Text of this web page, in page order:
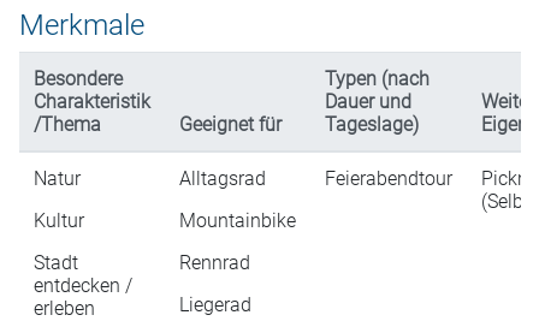
Merkmale
Besondere
Charakteristik
/Thema
Geeignet für
Typen (nach
Dauer und
Tageslage)
Natur
Kultur
Stadt
entdecken /
erleben
Alltagsrad
Mountainbike
Rennrad
Liegerad
Feierabendtour